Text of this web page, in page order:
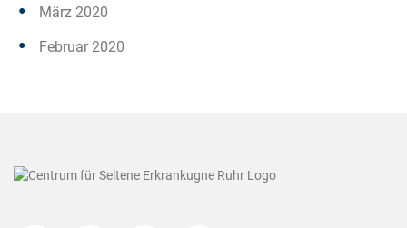
März 2020
Februar 2020